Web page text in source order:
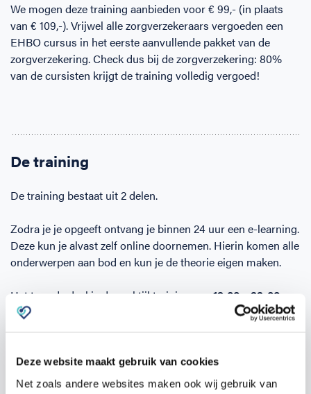
Deze website maakt gebruik van cookies
Net zoals andere websites maken ook wij gebruik van
We mogen deze training aanbieden voor € 99,- (in plaats
van € 109,-). Vrijwel alle zorgverzekeraars vergoeden een
EHBO cursus in het eerste aanvullende pakket van de
zorgverzekering. Check dus bij de zorgverzekering: 80%
van de cursisten krijgt de training volledig vergoed!
De training
De training bestaat uit 2 delen.
Zodra je je opgeeft ontvang je binnen 24 uur een e-learning.
Deze kun je alvast zelf online doornemen. Hierin komen alle
onderwerpen aan bod en kun je de theorie eigen maken.
Het tweede deel is de praktijktraining van 19:00 – 22:00 uur
opDR. H.C. Bosstraat 25, Garderen
dinsdag 15
Tijdens de praktijktraining wordt veel tijd besteed aan het
oefenen van de competenties, zoals het reanimeren zelf en